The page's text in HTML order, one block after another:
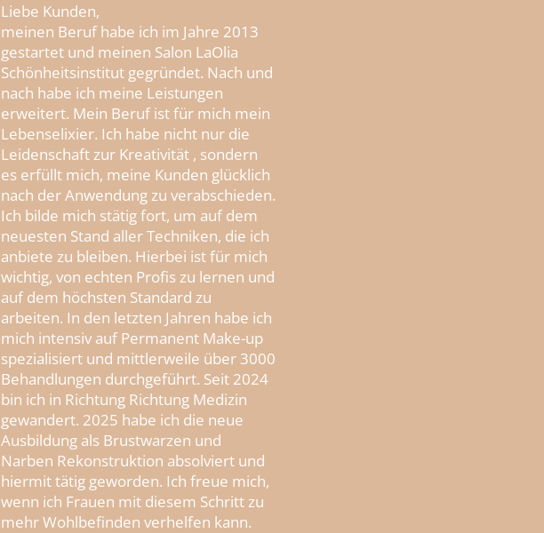
Liebe Kunden,
meinen Beruf habe ich im Jahre 2013
gestartet und meinen Salon LaOlia
Schönheitsinstitut gegründet. Nach und
nach habe ich meine Leistungen
erweitert. Mein Beruf ist für mich mein
Lebenselixier. Ich habe nicht nur die
Leidenschaft zur Kreativität , sondern
es erfüllt mich, meine Kunden glücklich
nach der Anwendung zu verabschieden.
Ich bilde mich stätig fort, um auf dem
neuesten Stand aller Techniken, die ich
anbiete zu bleiben. Hierbei ist für mich
wichtig, von echten Profis zu lernen und
auf dem höchsten Standard zu
arbeiten. In den letzten Jahren habe ich
mich intensiv auf Permanent Make-up
spezialisiert und mittlerweile über 3000
Behandlungen durchgeführt. Seit 2024
bin ich in Richtung Richtung Medizin
gewandert. 2025 habe ich die neue
Ausbildung als Brustwarzen und
Narben Rekonstruktion absolviert und
hiermit tätig geworden. Ich freue mich,
wenn ich Frauen mit diesem Schritt zu
mehr Wohlbefinden verhelfen kann.